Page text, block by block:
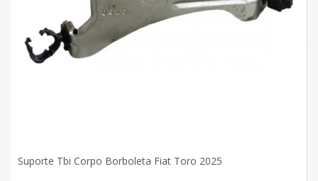
Suporte Tbi Corpo Borboleta Fiat Toro 2025